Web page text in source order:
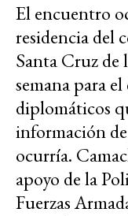
El encuentro
residencia del
Santa Cruz de
semana para
diplomáticos
información
ocurría.
apoyo de la
Fuerzas